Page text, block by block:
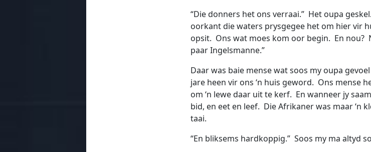
“Die donners het ons verraai.” Het oupa
oorkant die waters prysgegee het om hier vir
opsit. Ons wat moes kom oor begin. En nou?
paar Ingelsmanne.”
Daar was baie mense wat soos my oupa
jare heen vir ons ‘n huis geword. Ons mense
om ‘n lewe daar uit te kerf. En wanneer jy
bid, en eet en leef. Die Afrikaner was maar ‘n
taai.
“En bliksems hardkoppig.” Soos my ma altyd